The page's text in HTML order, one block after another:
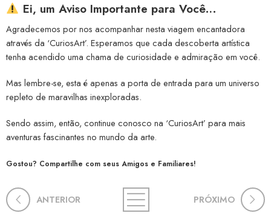
Ei, um Aviso Importante para Você…
Agradecemos por nos acompanhar nesta viagem encantadora
através da ‘CuriosArt’. Esperamos que cada descoberta artística
tenha acendido uma chama de curiosidade e admiração em você.
Mas lembre-se, esta é apenas a porta de entrada para um universo
repleto de maravilhas inexploradas.
Sendo assim, então, continue conosco na ‘CuriosArt’ para mais
aventuras fascinantes no mundo da arte.
Gostou? Compartilhe com seus Amigos e Familiares!
ANTERIOR PRÓXIMO